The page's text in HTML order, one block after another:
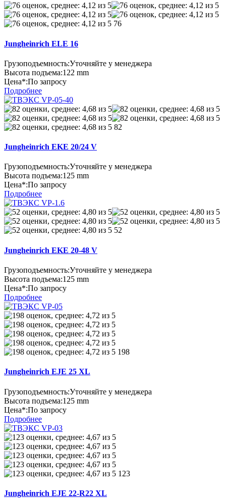
76
Jungheinrich ELE 16
Грузоподъемность:Уточняйте у менеджера
Высота подъема:122 mm
Цена*:По запросу
Подробнее
82
Jungheinrich EKE 20/24 V
Грузоподъемность:Уточняйте у менеджера
Высота подъема:125 mm
Цена*:По запросу
Подробнее
52
Jungheinrich EKE 20-48 V
Грузоподъемность:Уточняйте у менеджера
Высота подъема:125 mm
Цена*:По запросу
Подробнее
198
Jungheinrich EJE 25 XL
Грузоподъемность:Уточняйте у менеджера
Высота подъема:125 mm
Цена*:По запросу
Подробнее
123
Jungheinrich EJE 22-R22 XL